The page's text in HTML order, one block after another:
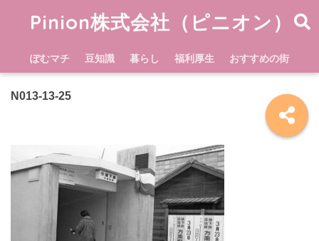
Pinion株式会社（ピニオン）
ぽむマチ 豆知識 暮らし 福利厚生 おすすめの街
N013-13-25